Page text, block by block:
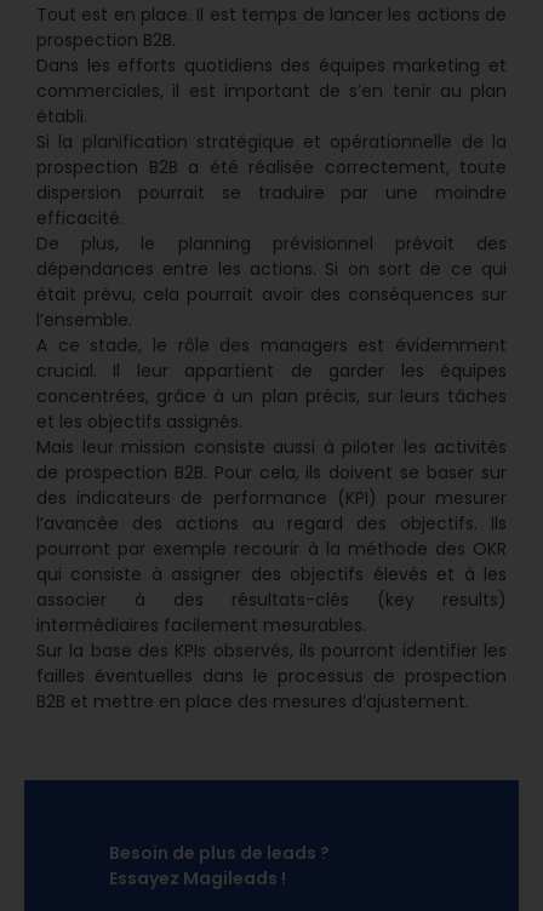
Tout est en place. Il est temps de lancer les actions de
prospection B2B.
Dans les efforts quotidiens des équipes marketing et
commerciales, il est important de s’en tenir au plan
établi.
Si la planification stratégique et opérationnelle de la
prospection B2B a été réalisée correctement, toute
dispersion pourrait se traduire par une moindre
efficacité.
De plus, le planning prévisionnel prévoit des
dépendances entre les actions. Si on sort de ce qui
était prévu, cela pourrait avoir des conséquences sur
l’ensemble.
A ce stade, le rôle des managers est évidemment
crucial. Il leur appartient de garder les équipes
concentrées, grâce à un plan précis, sur leurs tâches
et les objectifs assignés.
Mais leur mission consiste aussi à piloter les activités
de prospection B2B. Pour cela, ils doivent se baser sur
des indicateurs de performance (KPI) pour mesurer
l’avancée des actions au regard des objectifs. Ils
pourront par exemple recourir à la méthode des OKR
qui consiste à assigner des objectifs élevés et à les
associer à des résultats-clés (key results)
intermédiaires facilement mesurables.
Sur la base des KPIs observés, ils pourront identifier les
failles éventuelles dans le processus de prospection
B2B et mettre en place des mesures d’ajustement.
Besoin de plus de leads ?
Essayez Magileads !